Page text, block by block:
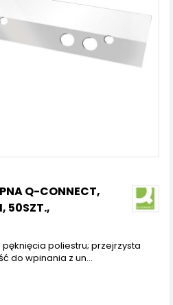
Q-CONNECT,
50SZT.,
poliestru; przejrzysta
do wpinania z un...